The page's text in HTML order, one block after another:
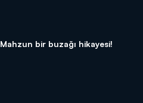
Mahzun bir buzağı hikayesi!